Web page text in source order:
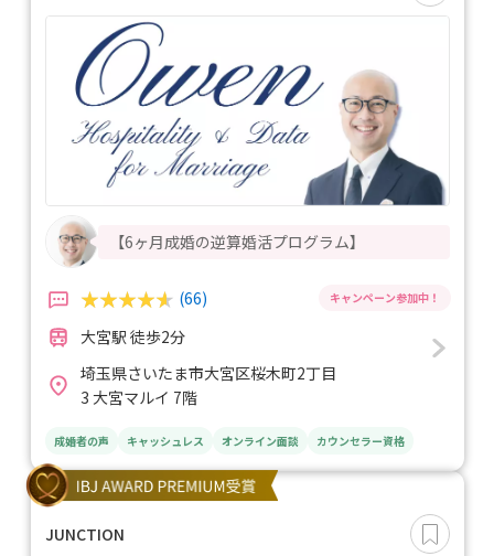
【6ヶ月成婚の逆算婚活プログラム】
(66)
大宮駅 徒歩2分
埼玉県さいたま市大宮区桜木町2丁目
3 大宮マルイ 7階
成婚者の声 キャッシュレス オンライン面談 カウンセラー資格
JUNCTION